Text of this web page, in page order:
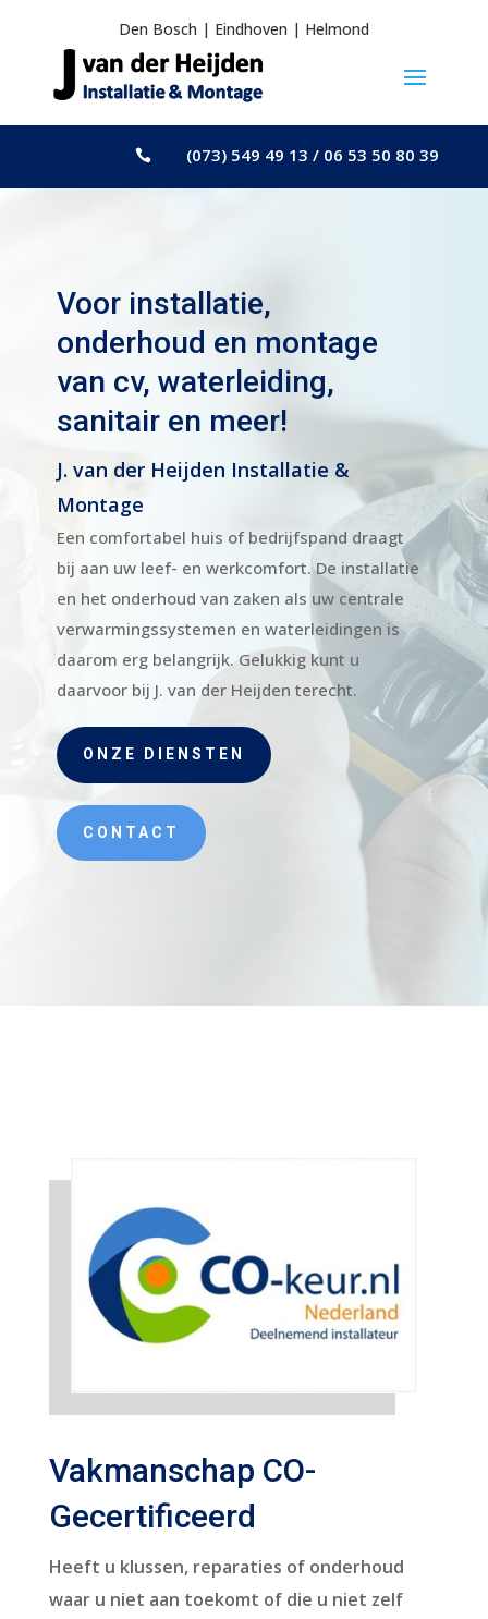
Den Bosch | Eindhoven | Helmond
 (073) 549 49 13 / 06 53 50 80 39
Voor installatie,
onderhoud en montage
van cv, waterleiding,
sanitair en meer!
J. van der Heijden Installatie &
Montage
Een comfortabel huis of bedrijfspand draagt
bij aan uw leef- en werkcomfort. De installatie
en het onderhoud van zaken als uw centrale
verwarmingssystemen en waterleidingen is
daarom erg belangrijk. Gelukkig kunt u
daarvoor bij J. van der Heijden terecht.
ONZE DIENSTEN
CONTACT
Vakmanschap CO-
Gecertificeerd
Heeft u klussen, reparaties of onderhoud
waar u niet aan toekomt of die u niet zelf